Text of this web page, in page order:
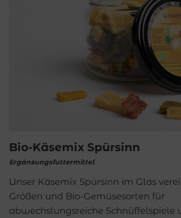
Bio-Käsemix Spürsinn
Ergänzungsfuttermittel
Unser Käsemix Spürsinn im Glas
Größen und Bio-Gemüsesorten für
abwechslungsreiche Schnüffelspiele